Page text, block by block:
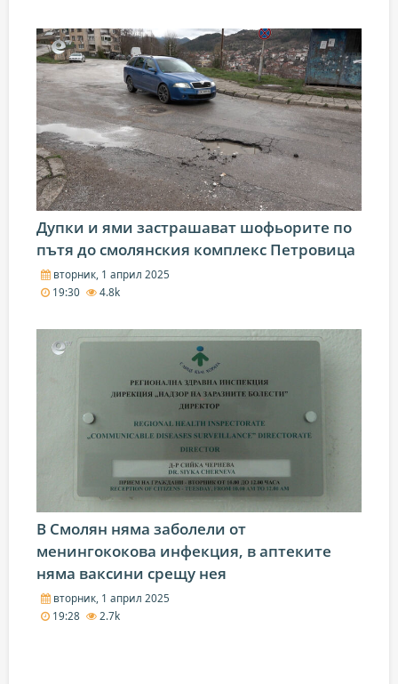
Дупки и ями застрашават шофьорите по
пътя до смолянския комплекс Петровица
вторник, 1 април 2025
19:30
4.8k
В Смолян няма заболели от
менингококова инфекция, в аптеките
няма ваксини срещу нея
вторник, 1 април 2025
19:28
2.7k